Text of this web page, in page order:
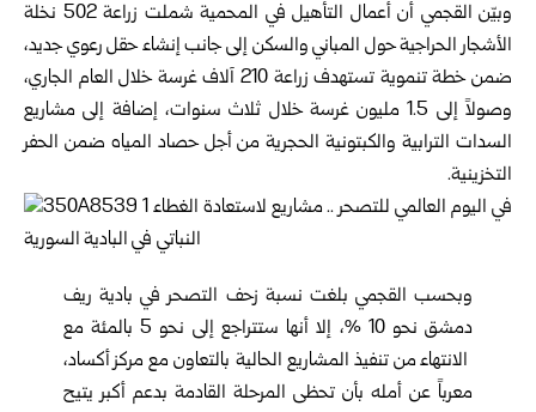
وبيّن القجمي أن أعمال التأهيل في المحمية شملت زراعة 502 نخلة
الأشجار الحراجية حول المباني والسكن إلى جانب إنشاء حقل رعوي جديد،
ضمن خطة تنموية تستهدف زراعة 210 آلاف غرسة خلال العام الجاري،
وصولاً إلى 1.5 مليون غرسة خلال ثلاث سنوات، إضافة إلى مشاريع
السدات الترابية والكبتونية الحجرية من أجل حصاد المياه ضمن الحفر
التخزينية.
وبحسب القجمي بلغت نسبة زحف التصحر في بادية ريف
دمشق نحو 10 %، إلا أنها ستتراجع إلى نحو 5 بالمئة مع
الانتهاء من تنفيذ المشاريع الحالية بالتعاون مع مركز أكساد،
معرباً عن أمله بأن تحظى المرحلة القادمة بدعم أكبر يتيح